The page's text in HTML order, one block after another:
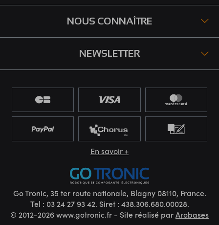
NOUS CONNAÎTRE
NEWSLETTER
En savoir +
Go Tronic, 35 ter route nationale, Blagny 08110, France.
Tel : 03 24 27 93 42. Siret : 438.306.680.00028.
© 2012-2026 www.gotronic.fr - Site réalisé parArobases